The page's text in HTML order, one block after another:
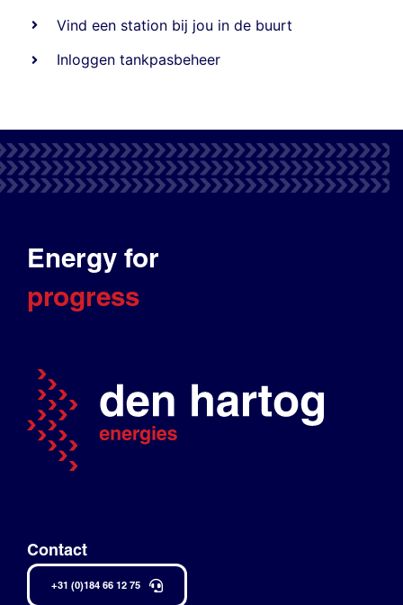
Vind een station bij jou in de buurt
Inloggen tankpasbeheer
Energy for
progress
Contact
+31 (0)184 66 12 75